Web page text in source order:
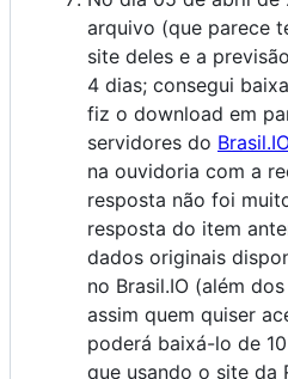
arquivo (que parece
site deles e a
4 dias; consegui
fiz o download em
servidores do Brasil.IO
na ouvidoria com a
resposta não foi
resposta do item
dados originais
no Brasil.IO (além
assim quem quiser
poderá baixá-lo de
que usando o site da